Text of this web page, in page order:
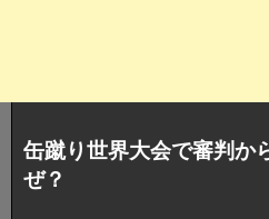
缶蹴り世界大会で審判か
ぜ？